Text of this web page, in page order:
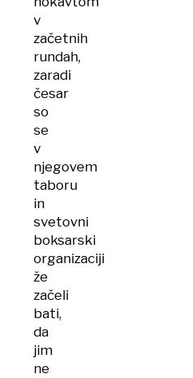
v
začetnih
rundah,
zaradi
česar
so
se
v
njegovem
taboru
in
svetovni
boksarski
organizaciji
že
začeli
bati,
da
jim
ne